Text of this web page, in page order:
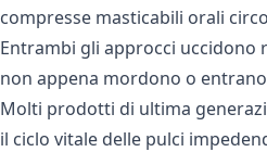
compresse masticabili orali
Entrambi gli approcci uccidono
non appena mordono o
Molti prodotti di ultima
il ciclo vitale delle pulci